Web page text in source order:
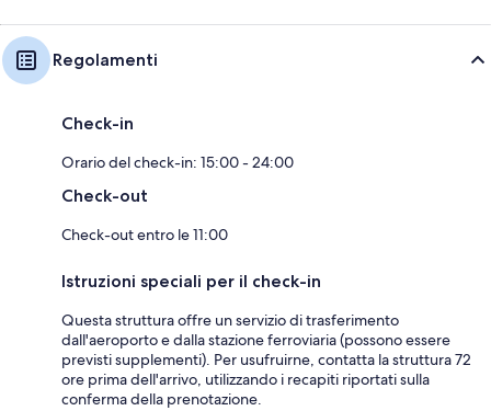
Regolamenti
Check-in
Orario del check-in: 15:00 - 24:00
Check-out
Check-out entro le 11:00
Istruzioni speciali per il check-in
Questa struttura offre un servizio di trasferimento
dall'aeroporto e dalla stazione ferroviaria (possono essere
previsti supplementi). Per usufruirne, contatta la struttura 72
ore prima dell'arrivo, utilizzando i recapiti riportati sulla
conferma della prenotazione.